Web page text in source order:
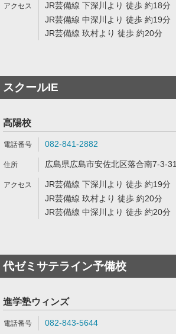
JR芸備線 下深川より 徒歩 約18分
JR芸備線 中深川より 徒歩 約19分
JR芸備線 玖村より 徒歩 約20分
スクールIE
高陽校
082-841-2882
広島県広島市安佐北区落合南7-3-31
JR芸備線 下深川より 徒歩 約19分
JR芸備線 玖村より 徒歩 約20分
JR芸備線 中深川より 徒歩 約20分
代ゼミサテライン予備校
進学塾ウィンズ
082-843-5644